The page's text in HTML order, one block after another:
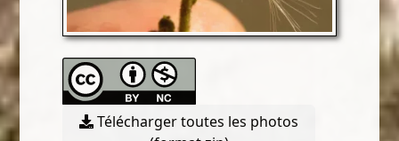
Télécharger toutes les photos